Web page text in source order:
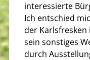
interessierte
Ich entschied
der Karlsfresken
sein sonstiges
durch